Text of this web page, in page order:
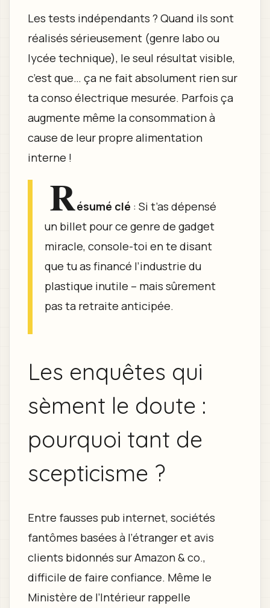
Les tests indépendants ? Quand ils sont
réalisés sérieusement (genre labo ou
lycée technique), le seul résultat visible,
c’est que… ça ne fait absolument rien sur
ta conso électrique mesurée. Parfois ça
augmente même la consommation à
cause de leur propre alimentation
interne !
Résumé clé : Si t’as dépensé
un billet pour ce genre de gadget
miracle, console-toi en te disant
que tu as financé l’industrie du
plastique inutile – mais sûrement
pas ta retraite anticipée.
Les enquêtes qui
sèment le doute :
pourquoi tant de
scepticisme ?
Entre fausses pub internet, sociétés
fantômes basées à l’étranger et avis
clients bidonnés sur Amazon & co.,
difficile de faire confiance. Même le
Ministère de l’Intérieur rappelle